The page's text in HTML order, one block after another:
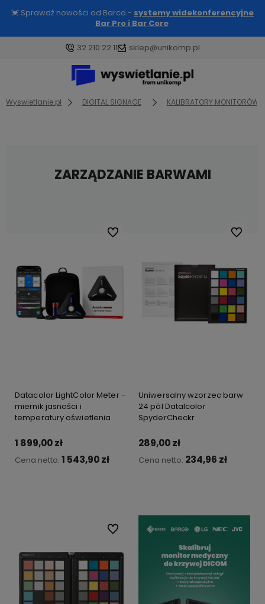
💓 Sprawdź nowości od Barco - systemy widekonferencyjne
Bar Pro i Bar Core
32 210 22 11 sklep@unikomp.pl
Wyswietlanie.pl DIGITAL SIGNAGE KALIBRATORY MONITORÓW
ZARZĄDZANIE BARWAMI
Datacolor LightColor Meter -
miernik jasności i
temperatury oświetlenia
1 899,00 zł
Cena netto: 1 543,90 zł
Do ulubionych
Uniwersalny wzorzec barw
24 pól Datalcolor
SpyderCheckr
289,00 zł
Cena netto: 234,96 zł
Do
Do ulubionych